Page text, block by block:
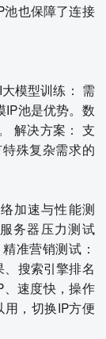
池也保障了连接
模型训练： 需
IP池是优势。数
解决方案： 支
殊复杂需求的
加速与性能测
务器压力测试
准营销测试：
搜索引擎排名
、速度快，操作
，切换IP方便